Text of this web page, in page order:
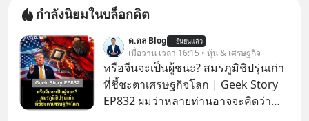
กำลังนิยมในบล็อกดิต
ด.ดล Blog ยืนยันแล้ว
เมื่อวาน เวลา 16:15 • หุ้น & เศรษฐกิจ
หรือจีนจะเป็นผู้ชนะ? สมรภูมิชิปรุ่นเก่า
ที่ชี้ชะตาเศรษฐกิจโลก | Geek Story
EP832 ผมว่าหลายท่านอาจจะคิดว่า